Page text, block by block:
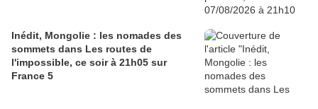
Inédit, Mongolie : les nomades des
sommets dans Les routes de
l'impossible, ce soir à 21h05 sur
France 5